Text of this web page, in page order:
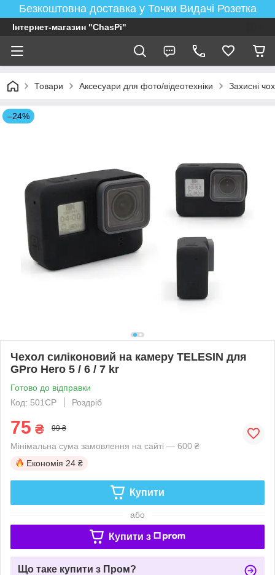
Безкоштовна доставка у Точки Видачі Розетка
Інтернет-магазин "ChasPi"
Товари Аксесуари для фото/відеотехніки Захисні
–24%
Чехол силіконовий на камеру TELESIN для
GPro Hero 5 / 6 / 7 kr
Готово до відправки
Код: 501CP
Роздріб
75 ₴ 99 ₴
Мінімальна сума замовлення на сайті — 600 ₴
Економія 24 ₴
Купити
або
Купити з
Що таке купити з Пром?